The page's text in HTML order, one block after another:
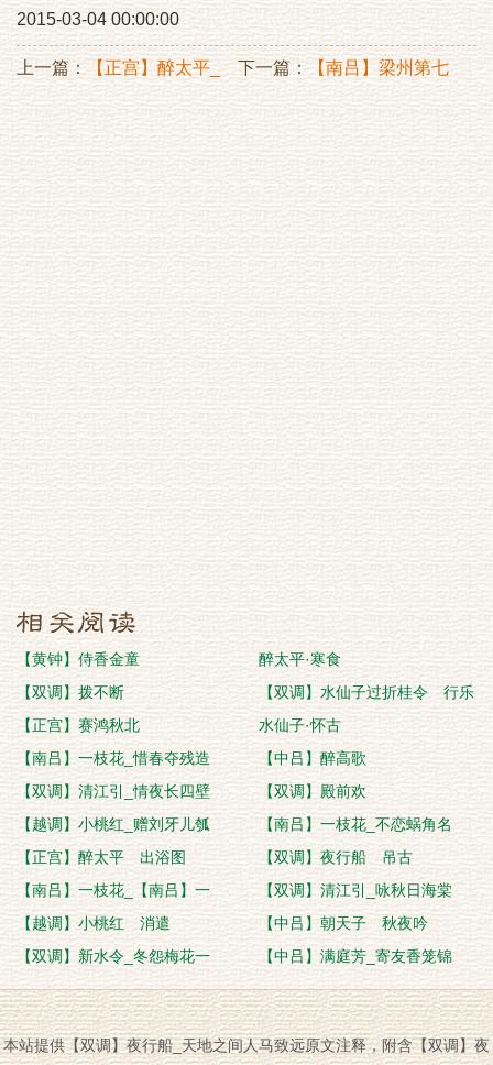
2015-03-04 00:00:00
上一篇： 【正宫】醉太平_
题情离情厮
下一篇：【南吕】梁州第七
_射雁鱼尾红
【黄钟】侍香金童
醉太平·寒食
【双调】拨不断
【双调】水仙子过折桂令 行乐
【正宫】赛鸿秋北
水仙子·怀古
【南吕】一枝花_惜春夺残造
【中吕】醉高歌
【双调】清江引_情夜长四壁
【双调】殿前欢
【越调】小桃红_赠刘牙儿瓠
【南吕】一枝花_不恋蜗角名
【正宫】醉太平 出浴图
【双调】夜行船 吊古
【南吕】一枝花_【南吕】一
【双调】清江引_咏秋日海棠
【越调】小桃红 消遣
【中吕】朝天子 秋夜吟
【双调】新水令_冬怨梅花一
【中吕】满庭芳_寄友香笼锦
本站提供【双调】夜行船_天地之间人马致远原文注释，附含【双调】夜